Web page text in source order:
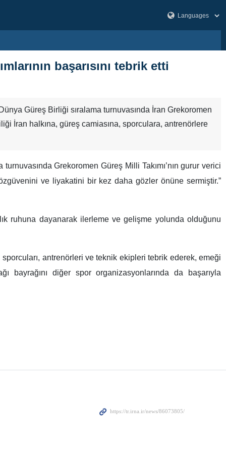
başarısını tebrik etti
Güreş Birliği sıralama turnuvasında İran Grekoromen
İran halkına, güreş camiasına, sporculara, antrenörlere
Grekoromen Güreş Milli Takımı’nın gurur verici
ve liyakatini bir kez daha gözler önüne sermiştir.”
ruhuna dayanarak ilerleme ve gelişme yolunda olduğunu
sporcuları, antrenörleri ve teknik ekipleri tebrik ederek, emeği
diğer spor organizasyonlarında da başarıyla